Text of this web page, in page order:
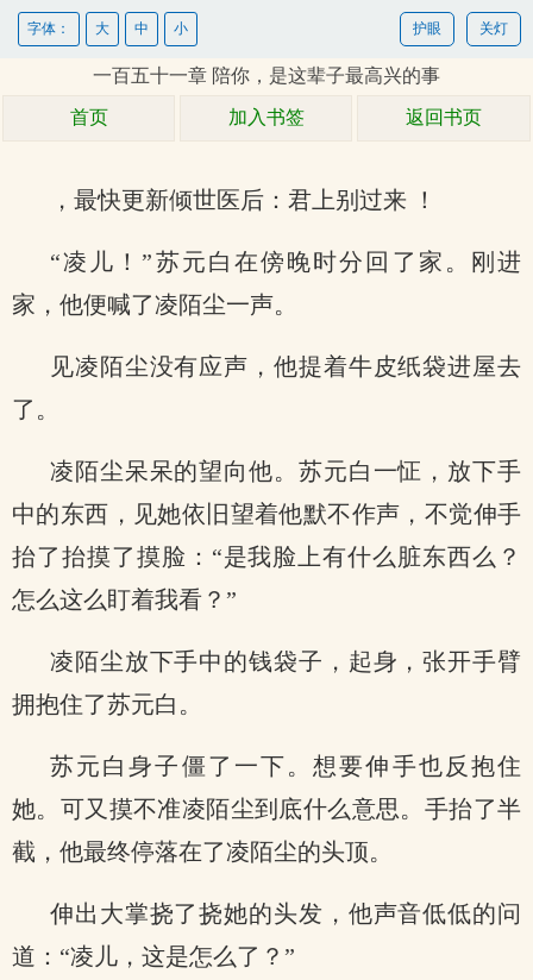
关灯
护眼
字体： 大 中 小
一百五十一章 陪你，是这辈子最高兴的事
首页 加入书签 返回书页
，最快更新倾世医后：君上别过来 ！
“凌儿！”苏元白在傍晚时分回了家。刚进
家，他便喊了凌陌尘一声。
见凌陌尘没有应声，他提着牛皮纸袋进屋去
了。
凌陌尘呆呆的望向他。苏元白一怔，放下手
中的东西，见她依旧望着他默不作声，不觉伸手
抬了抬摸了摸脸：“是我脸上有什么脏东西么？
怎么这么盯着我看？”
凌陌尘放下手中的钱袋子，起身，张开手臂
拥抱住了苏元白。
苏元白身子僵了一下。想要伸手也反抱住
她。可又摸不准凌陌尘到底什么意思。手抬了半
截，他最终停落在了凌陌尘的头顶。
伸出大掌挠了挠她的头发，他声音低低的问
道：“凌儿，这是怎么了？”